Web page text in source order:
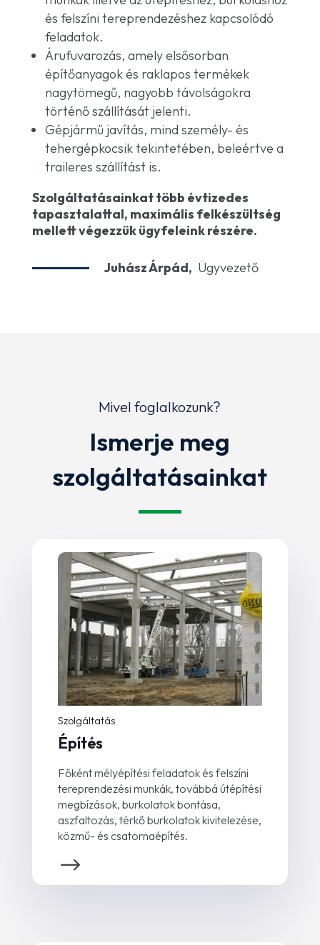
és felszíni tereprendezéshez kapcsolódó
feladatok.
Árufuvarozás, amely elsősorban
építőanyagok és raklapos termékek
nagytömegű, nagyobb távolságokra
történő szállítását jelenti.
Gépjármű javítás, mind személy- és
tehergépkocsik tekintetében, beleértve a
traileres szállítást is.
Szolgáltatásainkat több évtizedes
tapasztalattal, maximális felkészültség
mellett végezzük ügyfeleink részére.
Juhász Árpád, Ügyvezető
Mivel foglalkozunk?
Ismerje meg
szolgáltatásainkat
Szolgáltatás
Építés
Főként mélyépítési feladatok és felszíni
tereprendezési munkák, továbbá útépítési
megbízások, burkolatok bontása,
aszfaltozás, térkő burkolatok kivitelezése,
közmű- és csatornaépítés.